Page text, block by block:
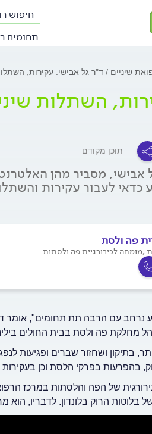
חיפוש
תחומים
שיניים ד"ר גל אבישי: עקירות,
השתלות
תוכן מקודם
אבישי, מסביר מהן
כדאי לעבור עקירות
פה ולסת
,מומחה לכירורגיית פה ולסתות
נרחב עם הרבה תת תחומים", אומר
מחלקת פה ולסת בבית החולים
בתיקון ושחזור שברים ופגיעות
בהפרעות בפרקי הלסת וכן בעקירות
של הפה והלסתות במרכז
של בלוטות הרוק בלונדון. לדבריו,